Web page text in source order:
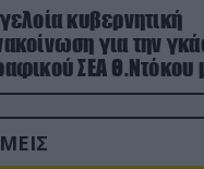
κυβερνητική
για την
ΣΕΑ Θ.Ντόκου
φαρσέρ